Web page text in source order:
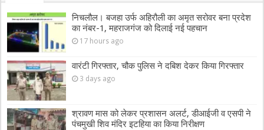
निचलौल। बजहा उर्फ अहिरौली का अमृत सरोवर बना प्रदेश
का नंबर-1, महराजगंज को दिलाई नई पहचान
17 hours ago
वारंटी गिरफ्तार, चौक पुलिस ने दबिश देकर किया गिरफ्तार
3 days ago
श्रावण मास को लेकर प्रशासन अलर्ट, डीआईजी व एसपी ने
पंचमुखी शिव मंदिर इटहिया का किया निरीक्षण